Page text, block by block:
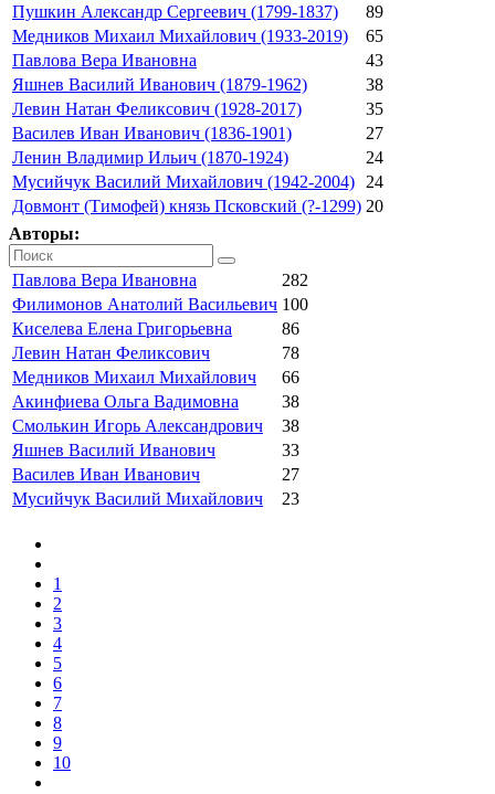
Пушкин Александр Сергеевич (1799-1837)
89
Медников Михаил Михайлович (1933-2019)
65
Павлова Вера Ивановна
43
Яшнев Василий Иванович (1879-1962)
38
Левин Натан Феликсович (1928-2017)
35
Василев Иван Иванович (1836-1901)
27
Ленин Владимир Ильич (1870-1924)
24
Мусийчук Василий Михайлович (1942-2004)
24
Довмонт (Тимофей) князь Псковский (?-1299) 20
Авторы:
Павлова Вера Ивановна
282
Филимонов Анатолий Васильевич 100
Киселева Елена Григорьевна
86
Левин Натан Феликсович
78
Медников Михаил Михайлович
66
Акинфиева Ольга Вадимовна
38
Смолькин Игорь Александрович
38
Яшнев Василий Иванович
33
Василев Иван Иванович
27
Мусийчук Василий Михайлович
23
1
2
3
4
5
6
7
8
9
10